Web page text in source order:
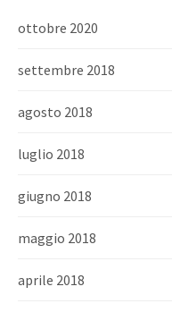
ottobre 2020
settembre 2018
agosto 2018
luglio 2018
giugno 2018
maggio 2018
aprile 2018